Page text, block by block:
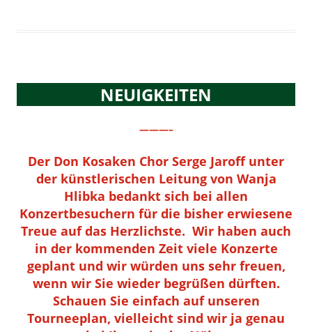
NEUIGKEITEN
———–
Der Don Kosaken Chor Serge Jaroff unter
der künstlerischen Leitung von Wanja
Hlibka bedankt sich bei allen
Konzertbesuchern für die bisher erwiesene
Treue auf das Herzlichste. Wir haben auch
in der kommenden Zeit viele Konzerte
geplant und wir würden uns sehr freuen,
wenn wir Sie wieder begrüßen dürften.
Schauen Sie einfach auf unseren
Tourneeplan, vielleicht sind wir ja genau